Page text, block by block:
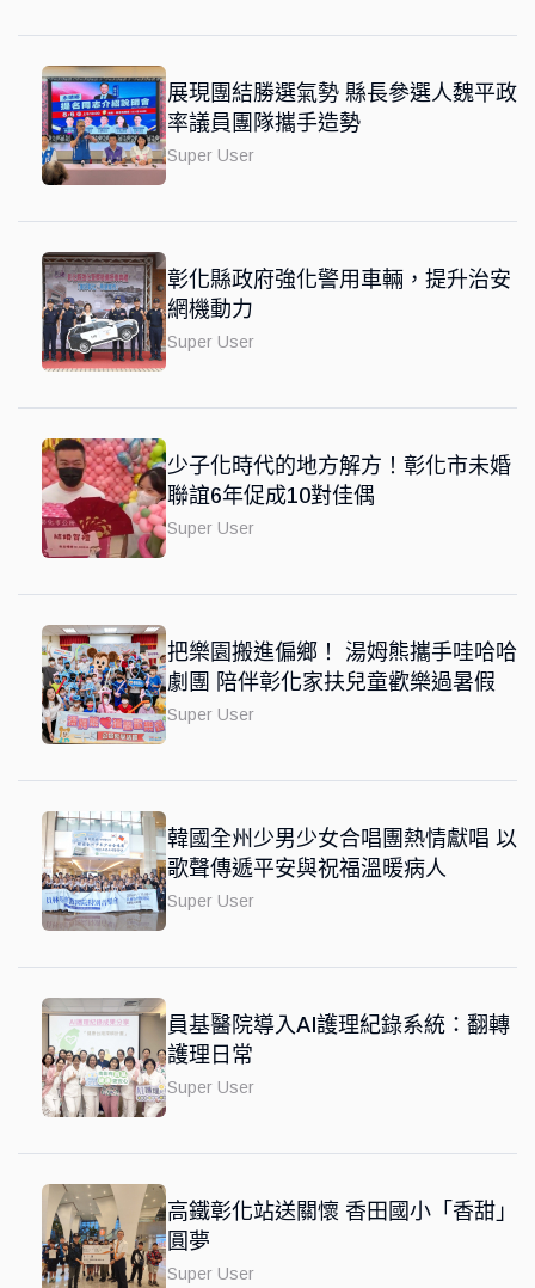
展現團結勝選氣勢 縣長參選人魏平政
率議員團隊攜手造勢
Super User
彰化縣政府強化警用車輛，提升治安
網機動力
Super User
少子化時代的地方解方！彰化市未婚
聯誼6年促成10對佳偶
Super User
把樂園搬進偏鄉！ 湯姆熊攜手哇哈哈
劇團 陪伴彰化家扶兒童歡樂過暑假
Super User
韓國全州少男少女合唱團熱情獻唱 以
歌聲傳遞平安與祝福溫暖病人
Super User
員基醫院導入AI護理紀錄系統：翻轉
護理日常
Super User
高鐵彰化站送關懷 香田國小「香甜」
圓夢
Super User